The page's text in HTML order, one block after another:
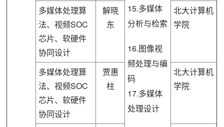
15.多媒体
分析与检索
16.图像视
频处理与编
码
17.多媒体
处理设计
多媒体处理算
法、视频SOC
芯片、软硬件
协同设计
解晓
东
北大计算机
学院
多媒体处理算
法、视频SOC
芯片、软硬件
协同设计
贾惠
柱
北大计算机
学院